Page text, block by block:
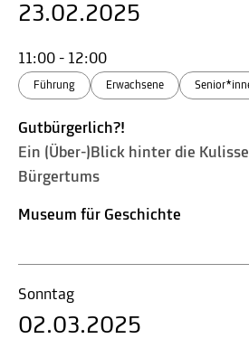
23.02.2025
11:00 - 12:00
Führung Erwachsene
Gutbürgerlich?!
Ein (Über-)Blick hinter die
Bürgertums
Museum für Geschichte
Sonntag
02.03.2025